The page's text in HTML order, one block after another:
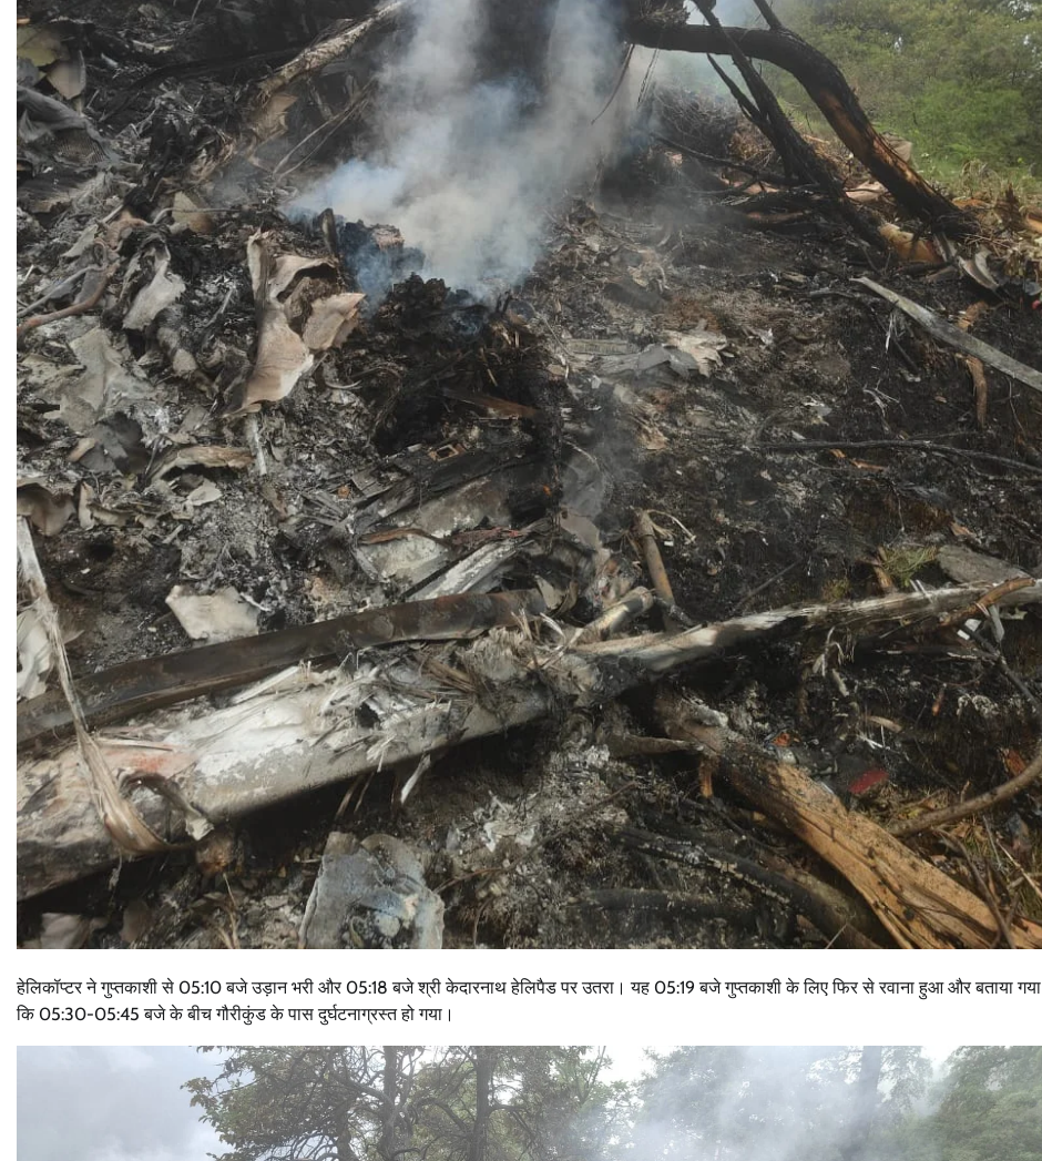
हेलिकॉप्‍टर ने गुप्तकाशी से 05:10 बजे उड़ान भरी और 05:18 बजे श्री केदारनाथ हेलि‍पैड पर उतरा। यह 05:19 बजे गुप्तकाशी के लिए फिर से रवाना हुआ और बताया गया
कि 05:30-05:45 बजे के बीच गौरीकुंड के पास दुर्घटनाग्रस्त हो गया।
उत्तराखंड देहरादून प्रदेश बड़ी खबर
बेटे की गेमिंग लत से परिवार बदहाल, मां ने लगाई
आर्थिक मदद की गुहार
Bureau News July 28, 2026 0